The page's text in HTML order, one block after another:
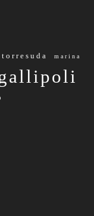
torresuda marina